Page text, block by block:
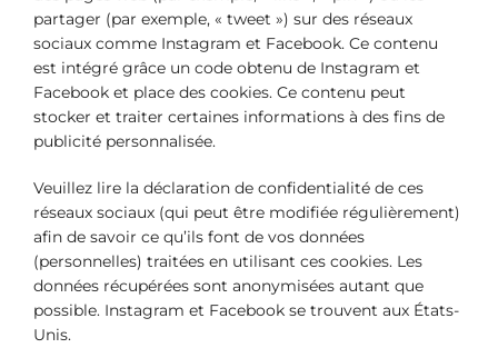
partager (par exemple, « tweet ») sur des réseaux
sociaux comme Instagram et Facebook. Ce contenu
est intégré grâce un code obtenu de Instagram et
Facebook et place des cookies. Ce contenu peut
stocker et traiter certaines informations à des fins de
publicité personnalisée.
Veuillez lire la déclaration de confidentialité de ces
réseaux sociaux (qui peut être modifiée régulièrement)
afin de savoir ce qu’ils font de vos données
(personnelles) traitées en utilisant ces cookies. Les
données récupérées sont anonymisées autant que
possible. Instagram et Facebook se trouvent aux États-
Unis.